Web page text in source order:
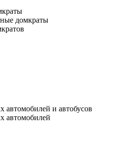
домкраты
автомобилей и автобусов
автомобилей